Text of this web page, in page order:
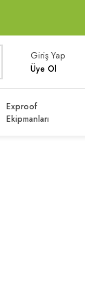
Giriş Yap
Üye Ol
Exproof
Ekipmanları